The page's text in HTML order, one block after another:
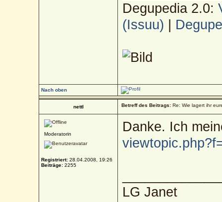
Degupedia 2.0:
(Issuu)
Nach oben
nettl Betreff des Beitrags: Re: Wie lagert ihr
Moderatorin
Registriert: 28.04.2008, 19:26
Beiträge: 2255
Danke. Ich
LG Janet